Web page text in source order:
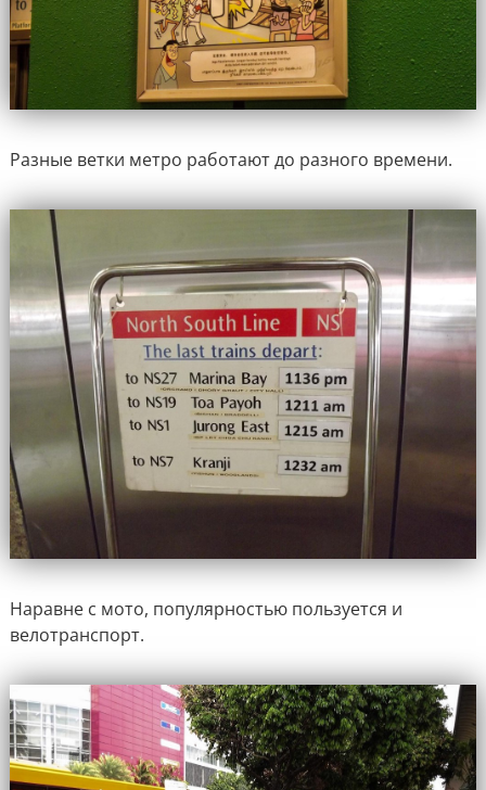
Разные ветки метро работают до разного времени.
Наравне с мото, популярностью пользуется и
велотранспорт.